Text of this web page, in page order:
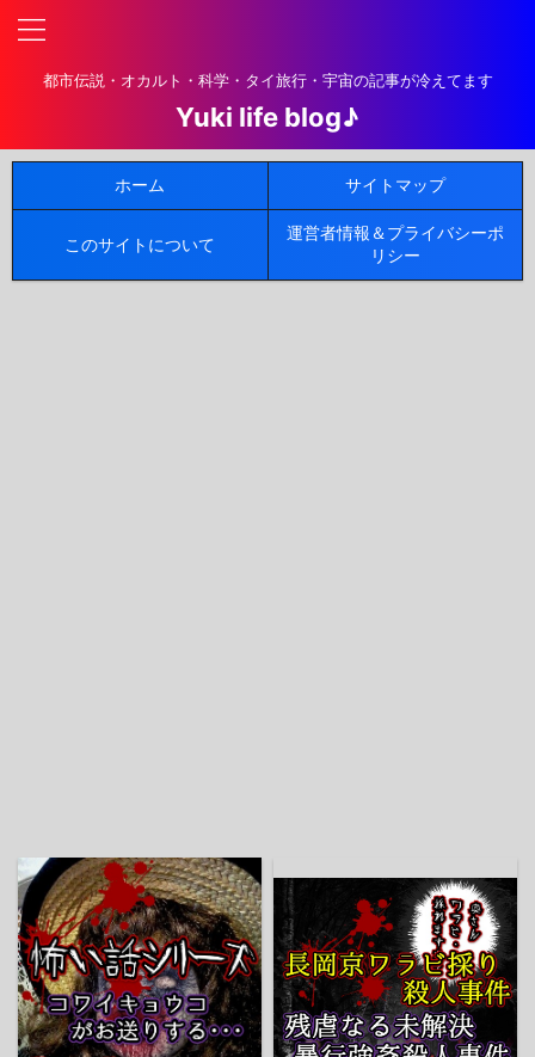
都市伝説・オカルト・科学・タイ旅行・宇宙の記事が冷えてます
Yuki life blog♪
ホーム サイトマップ
このサイトについて
運営者情報＆プライバシーポ
リシー